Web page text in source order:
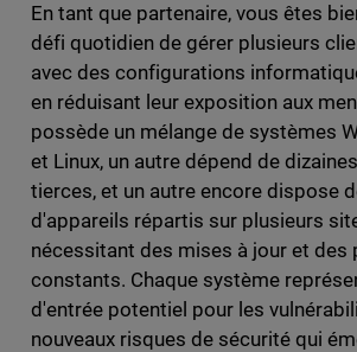
En tant que partenaire, vous êtes
défi quotidien de gérer plusieurs
avec des configurations
en réduisant leur exposition aux
possède un mélange de systèmes
et Linux, un autre dépend de
tierces, et un autre encore dispose
d'appareils répartis sur plusieurs
nécessitant des mises à jour et des
constants. Chaque système
d'entrée potentiel pour les
nouveaux risques de sécurité qui